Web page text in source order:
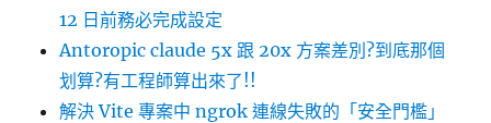
12 日前務必完成設定
Antoropic claude 5x 跟 20x 方案差別?到底那個
划算?有工程師算出來了!!
解決 Vite 專案中 ngrok 連線失敗的「安全門檻」